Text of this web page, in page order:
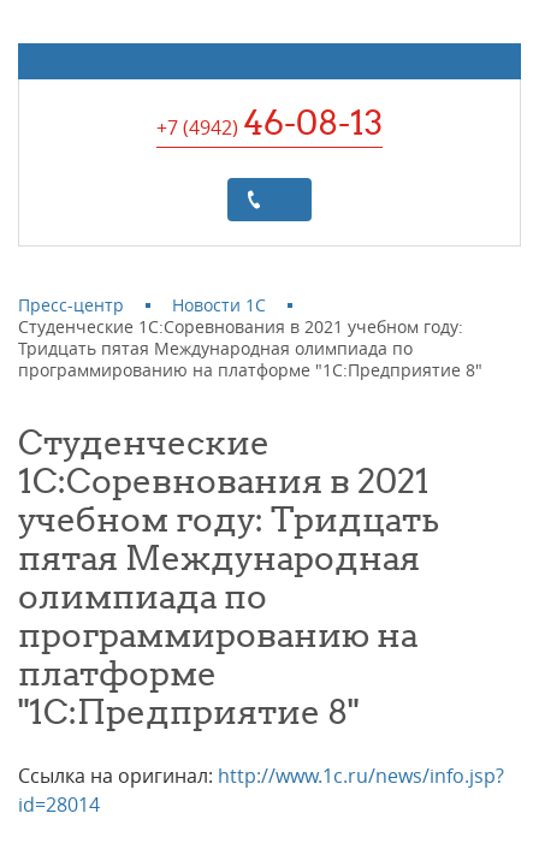
+7 (4942) 46-08-13
Пресс-центр
Новости 1С
Студенческие 1С:Соревнования в 2021 учебном году:
Тридцать пятая Международная олимпиада по
программированию на платформе "1С:Предприятие 8"
Студенческие
1С:Соревнования в 2021
учебном году: Тридцать
пятая Международная
олимпиада по
программированию на
платформе
"1С:Предприятие 8"
Ссылка на оригинал: http://www.1c.ru/news/info.jsp?
id=28014